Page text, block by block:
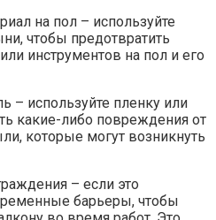
на пол – используйте
чтобы предотвратить
инструментов на пол и его
– используйте пленку или
какие-либо повреждения от
которые могут возникнуть
– если это
барьеры, чтобы